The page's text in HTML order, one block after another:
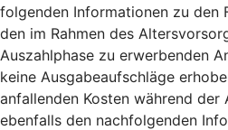
folgenden Informationen zu den
den im Rahmen des
Auszahlphase zu erwerbenden
keine Ausgabeaufschläge
anfallenden Kosten während der
ebenfalls den nachfolgenden